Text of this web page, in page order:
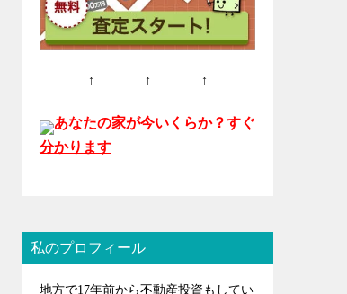
↑ ↑ ↑
あなたの家が今いくらか？すぐ
分かります
私のプロフィール
地方で17年前から不動産投資もしてい